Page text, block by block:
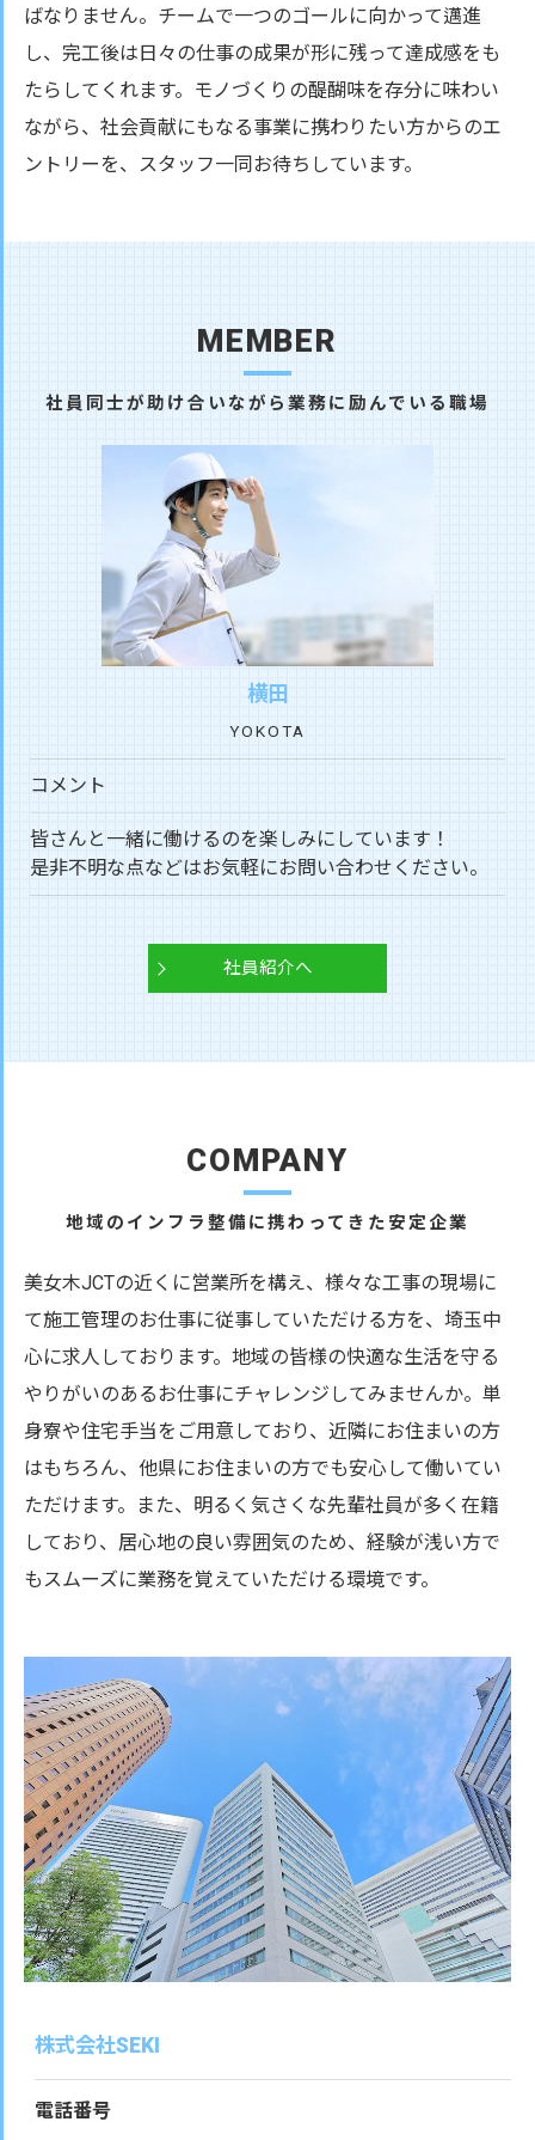
ばなりません。チームで一つのゴールに向かって邁進
し、完工後は日々の仕事の成果が形に残って達成感をも
たらしてくれます。モノづくりの醍醐味を存分に味わい
ながら、社会貢献にもなる事業に携わりたい方からのエ
ントリーを、スタッフ一同お待ちしています。
社員同士が助け合いながら業務に励んでいる職場
MEMBER
横田
YOKOTA
コメント
皆さんと一緒に働けるのを楽しみにしています！
是非不明な点などはお気軽にお問い合わせください。
社員紹介へ
地域のインフラ整備に携わってきた安定企業
COMPANY
美女木JCTの近くに営業所を構え、様々な工事の現場に
て施工管理のお仕事に従事していただける方を、埼玉中
心に求人しております。地域の皆様の快適な生活を守る
やりがいのあるお仕事にチャレンジしてみませんか。単
身寮や住宅手当をご用意しており、近隣にお住まいの方
はもちろん、他県にお住まいの方でも安心して働いてい
ただけます。また、明るく気さくな先輩社員が多く在籍
しており、居心地の良い雰囲気のため、経験が浅い方で
もスムーズに業務を覚えていただける環境です。
株式会社SEKI
電話番号